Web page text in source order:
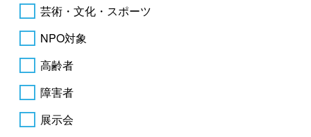
芸術・文化・スポーツ
NPO対象
高齢者
障害者
展示会